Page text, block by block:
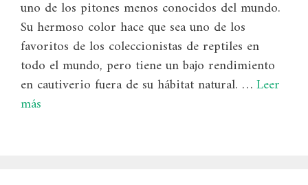
uno de los pitones menos conocidos del mundo.
Su hermoso color hace que sea uno de los
favoritos de los coleccionistas de reptiles en
todo el mundo, pero tiene un bajo rendimiento
en cautiverio fuera de su hábitat natural. …Leer
más